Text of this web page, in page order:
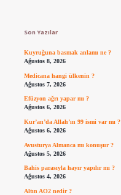
Son Yazılar
Kuyruğuna basmak anlamı ne ?
Ağustos 8, 2026
Medicana hangi ülkenin ?
Ağustos 7, 2026
Efüzyon ağrı yapar mı ?
Ağustos 6, 2026
Kur’an’da Allah’ın 99 ismi var mı ?
Ağustos 6, 2026
Avusturya Almanca mı konuşur ?
Ağustos 5, 2026
Bahis parasıyla hayır yapılır mı ?
Ağustos 4, 2026
Altın AO2 nedir ?